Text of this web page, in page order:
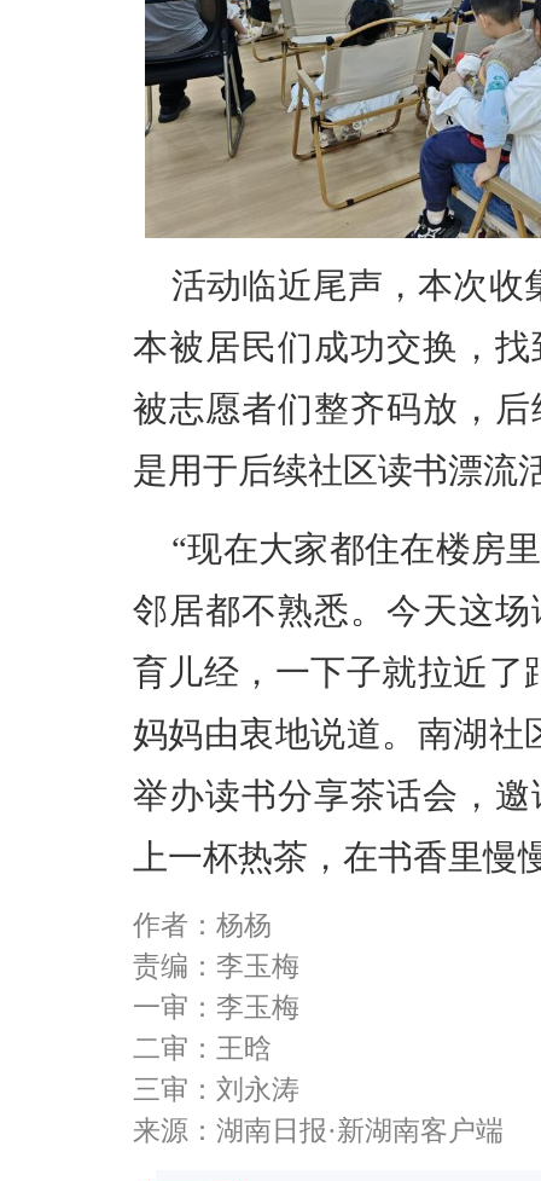
活动临近尾声，本次收
本被居民们成功交换，
被志愿者们整齐码放，
是用于后续社区读书漂流
“现在大家都住在楼房
邻居都不熟悉。今天这
育儿经，一下子就拉近了
妈妈由衷地说道。南湖社
举办读书分享茶话会，
上一杯热茶，在书香里慢
作者：杨杨
责编：李玉梅
一审：李玉梅
二审：王晗
三审：刘永涛
来源：湖南日报·新湖南客户端